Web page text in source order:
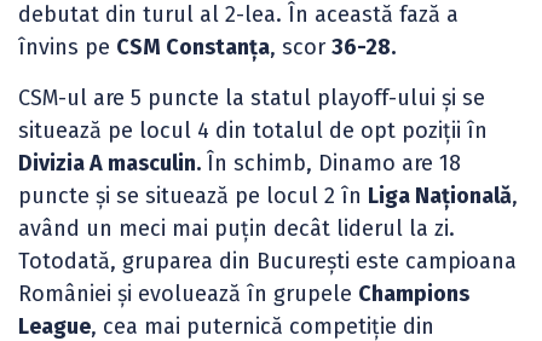
debutat din turul al 2-lea. În această fază a
învins pe CSM Constanța, scor 36-28.
CSM-ul are 5 puncte la statul playoff-ului și se
situează pe locul 4 din totalul de opt poziții în
Divizia A masculin. În schimb, Dinamo are 18
puncte și se situează pe locul 2 în Liga Națională,
având un meci mai puțin decât liderul la zi.
Totodată, gruparea din București este campioana
României și evoluează în grupele Champions
League, cea mai puternică competiție din